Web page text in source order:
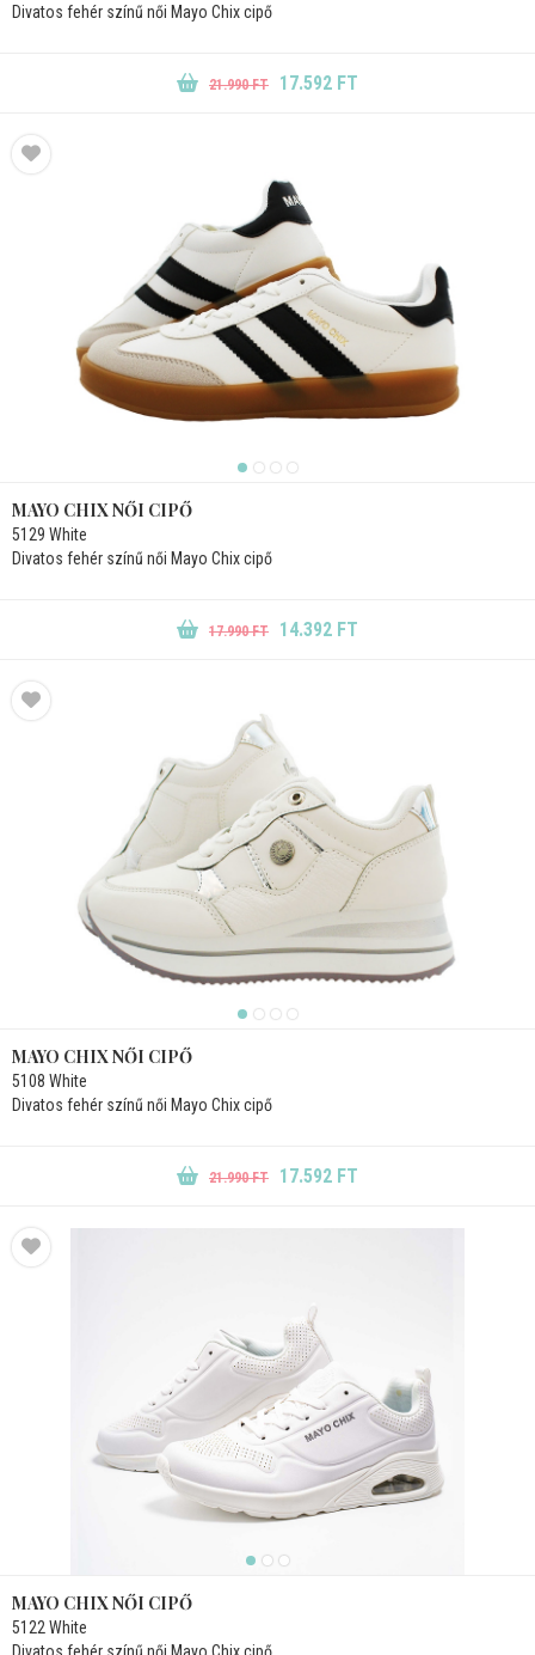
Divatos fehér színű női Mayo Chix cipő
21.990 FT 17.592 FT
MAYO CHIX NŐI CIPŐ
5129 White
Divatos fehér színű női Mayo Chix cipő
17.990 FT 14.392 FT
MAYO CHIX NŐI CIPŐ
5108 White
Divatos fehér színű női Mayo Chix cipő
21.990 FT 17.592 FT
MAYO CHIX NŐI CIPŐ
5122 White